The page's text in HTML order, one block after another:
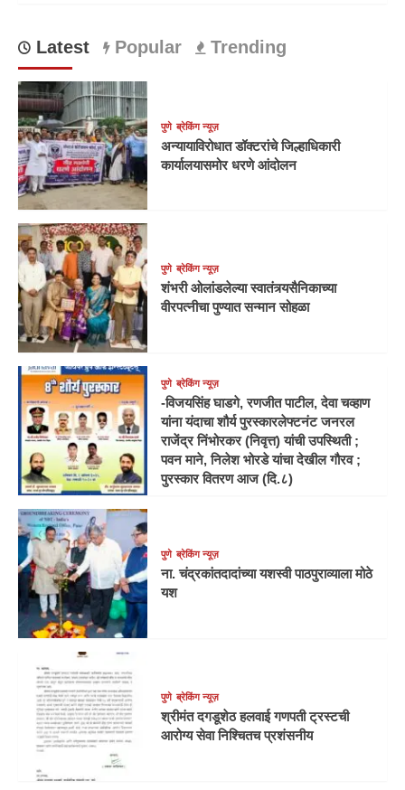
Latest Popular Trending
पुणे ब्रेकिंग न्यूज़
अन्यायाविरोधात डॉक्टरांचे जिल्हाधिकारी
कार्यालयासमोर धरणे आंदोलन
पुणे ब्रेकिंग न्यूज़
शंभरी ओलांडलेल्या स्वातंत्र्यसैनिकाच्या
वीरपत्नीचा पुण्यात सन्मान सोहळा
पुणे ब्रेकिंग न्यूज़
-विजयसिंह घाडगे, रणजीत पाटील, देवा चव्हाण
यांना यंदाचा शौर्य पुरस्कारलेफ्टनंट जनरल
राजेंद्र निंभोरकर (निवृत्त) यांची उपस्थिती ;
पवन माने, निलेश भोरडे यांचा देखील गौरव ;
पुरस्कार वितरण आज (दि.८)
पुणे ब्रेकिंग न्यूज़
ना. चंद्रकांतदादांच्या यशस्वी पाठपुराव्याला मोठे
यश
पुणे ब्रेकिंग न्यूज़
श्रीमंत दगडूशेठ हलवाई गणपती ट्रस्टची
आरोग्य सेवा निश्चितच प्रशंसनीय